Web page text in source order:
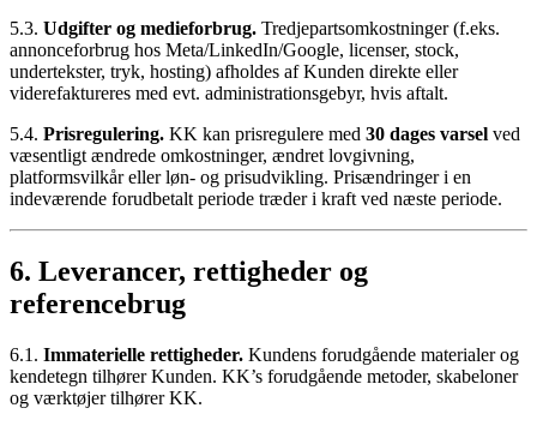
5.3. Udgifter og medieforbrug. Tredjepartsomkostninger (f.eks.
annonceforbrug hos Meta/LinkedIn/Google, licenser, stock,
undertekster, tryk, hosting) afholdes af Kunden direkte eller
viderefaktureres med evt. administrationsgebyr, hvis aftalt.
5.4. Prisregulering. KK kan prisregulere med 30 dages varsel ved
væsentligt ændrede omkostninger, ændret lovgivning,
platformsvilkår eller løn- og prisudvikling. Prisændringer i en
indeværende forudbetalt periode træder i kraft ved næste periode.
6. Leverancer, rettigheder og
referencebrug
6.1. Immaterielle rettigheder. Kundens forudgående materialer og
kendetegn tilhører Kunden. KK’s forudgående metoder, skabeloner
og værktøjer tilhører KK.